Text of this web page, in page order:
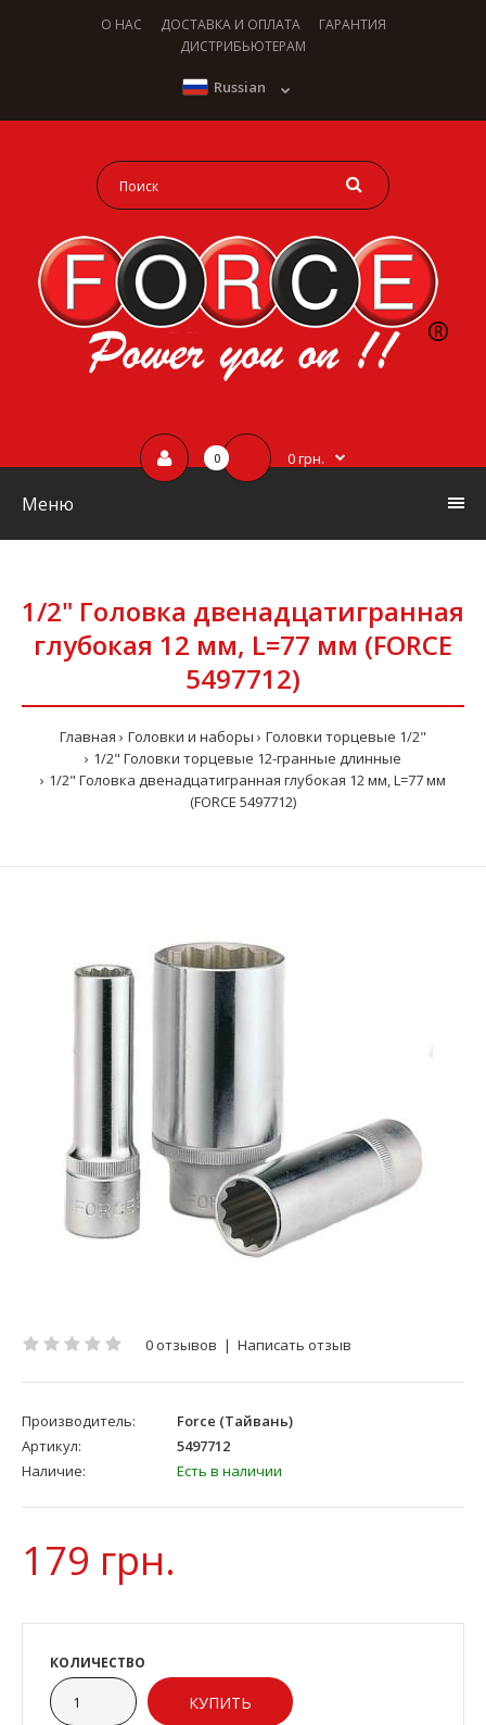
О НАС ДОСТАВКА И ОПЛАТА
ГАРАНТИЯ
ДИСТРИБЬЮТЕРАМ
Russian
0 0 грн.
Меню
1/2" Головка двенадцатигранная
глубокая 12 мм, L=77 мм (FORCE
5497712)
Главная Головки и наборы
Головки торцевые 1/2"
1/2" Головки торцевые 12-гранные длинные
1/2" Головка двенадцатигранная глубокая 12 мм, L=77 мм
(FORCE 5497712)
0 отзывов | Написать отзыв
Производитель:
Force (Тайвань)
Артикул:
5497712
Наличие:
Есть в наличии
179 грн.
КОЛИЧЕСТВО